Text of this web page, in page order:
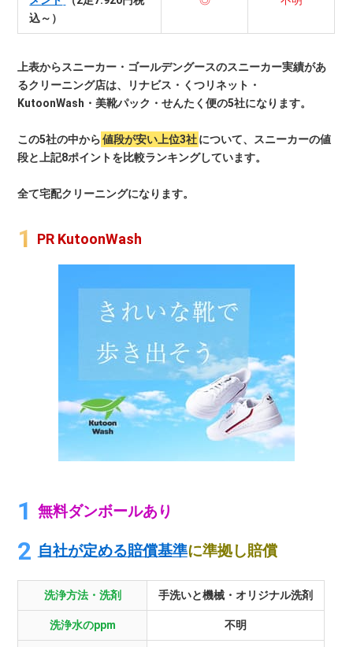
込～）
上表からスニーカー・ゴールデングースのスニーカー実績があ
るクリーニング店は、リナビス・くつリネット・
KutoonWash・美靴パック・せんたく便の5社になります。
この5社の中から 値段が安い上位3社について、スニーカーの値
段と上記8ポイントを比較ランキングしています。
全て宅配クリーニングになります。
PR KutoonWash
無料ダンボールあり
自社が定める賠償基準に準拠し賠償
洗浄方法・洗剤 手洗いと機械・オリジナル洗剤
洗浄水のppm 不明